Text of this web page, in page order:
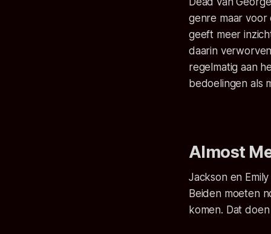
genre maar voor
geeft meer
daarin
regelmatig aan
bedoelingen als
Almost
Jackson en
Beiden moeten
komen. Dat